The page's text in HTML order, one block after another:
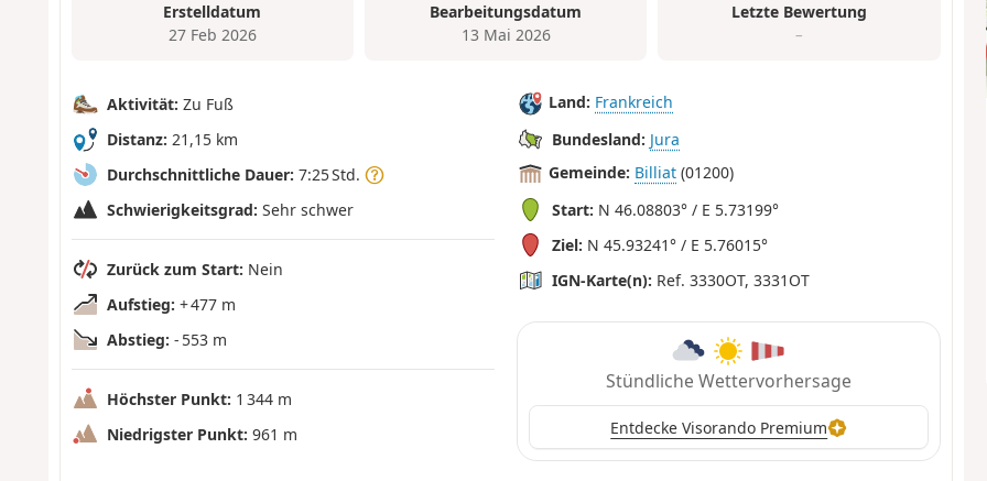
Erstelldatum
27 Feb 2026
Bearbeitungsdatum
13 Mai 2026
Letzte Bewertung
–
Aktivität: Zu Fuß
Distanz: 21,15 km
Durchschnittliche Dauer: 7:25 Std.
Schwierigkeitsgrad: Sehr schwer
Zurück zum Start: Nein
Aufstieg: + 477 m
Abstieg: - 553 m
Höchster Punkt: 1 344 m
Niedrigster Punkt: 961 m
Land: Frankreich
Bundesland: Jura
Gemeinde: Billiat (01200)
Start: N 46.08803° / E 5.73199°
Ziel: N 45.93241° / E 5.76015°
IGN-Karte(n): Ref. 3330OT, 3331OT
Stündliche Wettervorhersage
Entdecke Visorando Premium